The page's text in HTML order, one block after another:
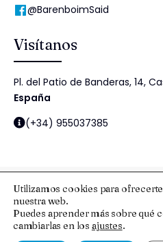
@BarenboimSaid
Visítanos
Pl. del Patio de Banderas, 14,
España
(+34) 955037385
© 2025 Fundación
Aviso Legal y Protección de Datos
Política de cookiesPolítica de
Utilizamos cookies para
nuestra web.
Puedes aprender más sobre qué
cambiarlas en los ajustes.